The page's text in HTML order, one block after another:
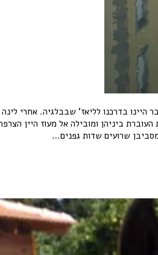
בדרכנו לליאז’ שבבלגיה. אחרי
ביניהן ומובילה אל מעוז היין
שרועים שדות גפנים…